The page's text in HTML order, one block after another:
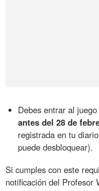
Debes entrar al
antes del 28 de
registrada en tu
puede desbloquear).
Si cumples con este
notificación del Profesor